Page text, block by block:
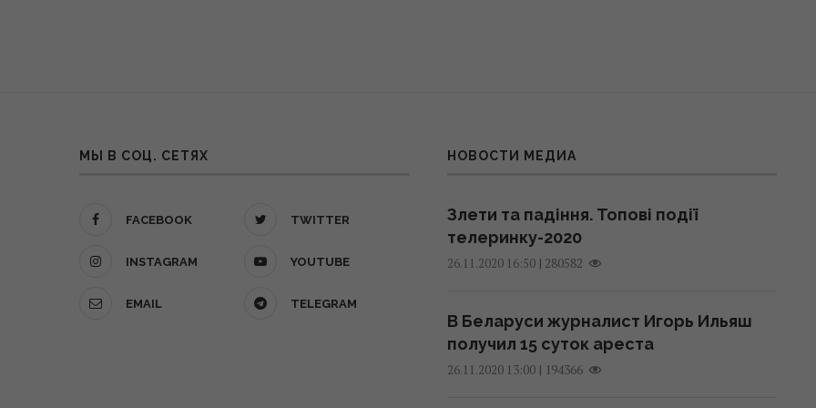
МЫ В СОЦ. СЕТЯХ
FACEBOOK TWITTER
INSTAGRAM YOUTUBE
EMAIL TELEGRAM
НОВОСТИ МЕДИА
Злети та падіння. Топові події
телеринку-2020
26.11.2020 16:50| 280582
В Беларуси журналист Игорь Ильяш
получил 15 суток ареста
26.11.2020 13:00| 194366